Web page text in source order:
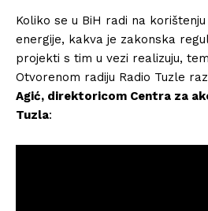
Koliko se u BiH radi na
energije, kakva je zakonska
projekti s tim u vezi realizuju,
Otvorenom radiju Radio Tuzle
Agić, direktoricom Centra za
Tuzla: